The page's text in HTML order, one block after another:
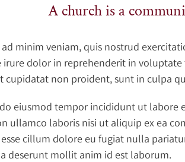
A church is a
minim veniam, quis nostrud
irure dolor in reprehenderit in
cupidatat non proident, sunt in culpa
eiusmod tempor incididunt ut
ullamco laboris nisi ut aliquip ex ea
cillum dolore eu fugiat nulla
deserunt mollit anim id est laborum.